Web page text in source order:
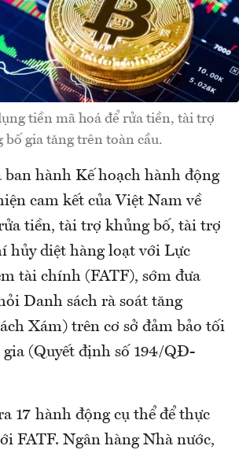
tiền mã hoá để rửa tiền, tài trợ
bố gia tăng trên toàn cầu.
hành Kế hoạch hành động
cam kết của Việt Nam về
tiền, tài trợ khủng bố, tài trợ
hủy diệt hàng loạt với Lực
tài chính (FATF), sớm đưa
Danh sách rà soát tăng
Xám) trên cơ sở đảm bảo tối
(Quyết định số 194/QĐ-
17 hành động cụ thể để thực
FATF. Ngân hàng Nhà nước,